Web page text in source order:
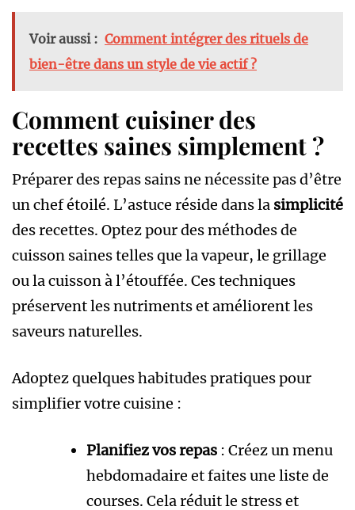
Voir aussi : Comment intégrer des rituels de
bien-être dans un style de vie actif ?
Comment cuisiner des
recettes saines simplement ?
Préparer des repas sains ne nécessite pas d’être
un chef étoilé. L’astuce réside dans la simplicité
des recettes. Optez pour des méthodes de
cuisson saines telles que la vapeur, le grillage
ou la cuisson à l’étouffée. Ces techniques
préservent les nutriments et améliorent les
saveurs naturelles.
Adoptez quelques habitudes pratiques pour
simplifier votre cuisine :
Planifiez vos repas : Créez un menu
hebdomadaire et faites une liste de
courses. Cela réduit le stress et